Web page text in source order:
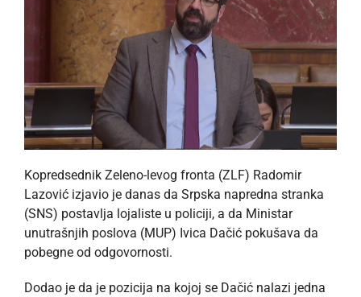
Kopredsednik Zeleno-levog fronta (ZLF) Radomir
Lazović izjavio je danas da Srpska napredna stranka
(SNS) postavlja lojaliste u policiji, a da Ministar
unutrašnjih poslova (MUP) Ivica Dačić pokušava da
pobegne od odgovornosti.
Dodao je da je pozicija na kojoj se Dačić nalazi jedna